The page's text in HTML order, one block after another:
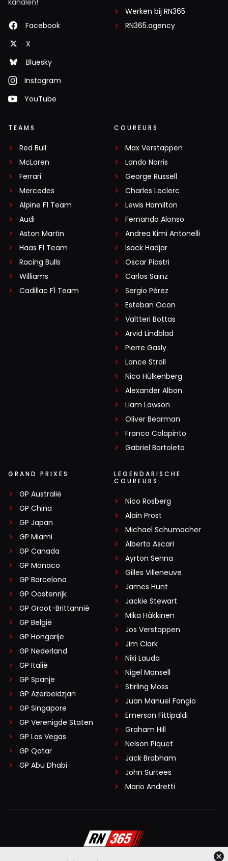
Facebook
X
Bluesky
Instagram
YouTube
Werken bij RN365
RN365.agency
TEAMS
Red Bull
McLaren
Ferrari
Mercedes
Alpine F1 Team
Audi
Aston Martin
Haas F1 Team
Racing Bulls
Williams
Cadillac F1 Team
COUREURS
Max Verstappen
Lando Norris
George Russell
Charles Leclerc
Lewis Hamilton
Fernando Alonso
Andrea Kimi Antonelli
Isack Hadjar
Oscar Piastri
Carlos Sainz
Sergio Pérez
Esteban Ocon
Valtteri Bottas
Arvid Lindblad
Pierre Gasly
Lance Stroll
Nico Hülkenberg
Alexander Albon
Liam Lawson
Oliver Bearman
Franco Colapinto
Gabriel Bortoleto
GRAND PRIXES
GP Australië
GP China
GP Japan
GP Miami
GP Canada
GP Monaco
GP Barcelona
GP Oostenrijk
GP Groot-Brittannië
GP België
GP Hongarije
GP Nederland
GP Italië
GP Spanje
GP Azerbeidzjan
GP Singapore
GP Verenigde Staten
GP Las Vegas
GP Qatar
GP Abu Dhabi
LEGENDARISCHE
COUREURS
Nico Rosberg
Alain Prost
Michael Schumacher
Alberto Ascari
Ayrton Senna
Gilles Villeneuve
James Hunt
Jackie Stewart
Mika Häkkinen
Jos Verstappen
Jim Clark
Niki Lauda
Nigel Mansell
Stirling Moss
Juan Manuel Fangio
Emerson Fittipaldi
Graham Hill
Nelson Piquet
Jack Brabham
John Surtees
Mario Andretti